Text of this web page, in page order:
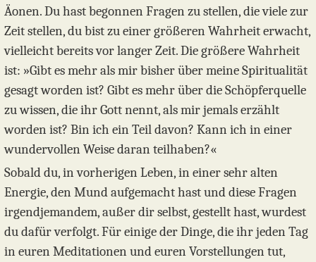
Äonen. Du hast begonnen Fragen zu stellen, die viele zur
Zeit stellen, du bist zu einer größeren Wahrheit erwacht,
vielleicht bereits vor langer Zeit. Die größere Wahrheit
ist: »Gibt es mehr als mir bisher über meine Spiritualität
gesagt worden ist? Gibt es mehr über die Schöpferquelle
zu wissen, die ihr Gott nennt, als mir jemals erzählt
worden ist? Bin ich ein Teil davon? Kann ich in einer
wundervollen Weise daran teilhaben?«
Sobald du, in vorherigen Leben, in einer sehr alten
Energie, den Mund aufgemacht hast und diese Fragen
irgendjemandem, außer dir selbst, gestellt hast, wurdest
du dafür verfolgt. Für einige der Dinge, die ihr jeden Tag
in euren Meditationen und euren Vorstellungen tut,